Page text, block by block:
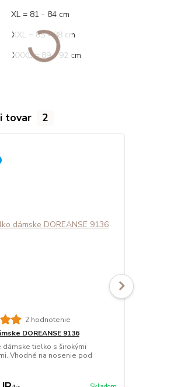
= 81 - 84 cm
XXL = 85 - 88 cm
XXXL = 89 - 92 cm
tovar 2
2 hodnotenie
DOREANSE 9136
dámske tielko s širokými
Vhodné na nosenie pod